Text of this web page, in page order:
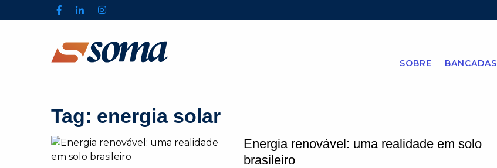
SOBRE BANCADAS
Tag: energia solar
Energia renovável: uma realidade em solo
brasileiro